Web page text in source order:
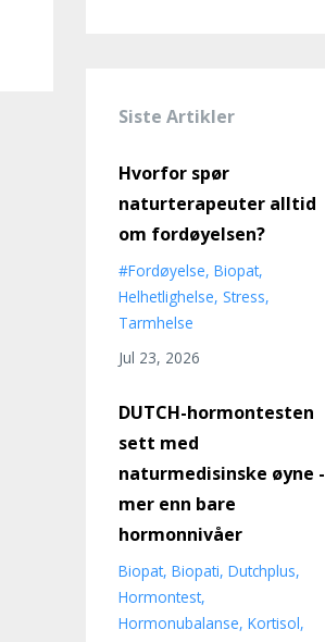
Siste Artikler
Hvorfor spør
naturterapeuter alltid
om fordøyelsen?
#fordøyelse Biopat
Helhetlighelse Stress
Tarmhelse
Jul 23, 2026
DUTCH-hormontesten
sett med
naturmedisinske øyne -
mer enn bare
hormonnivåer
Biopat Biopati Dutchplus
Hormontest
Hormonubalanse Kortisol